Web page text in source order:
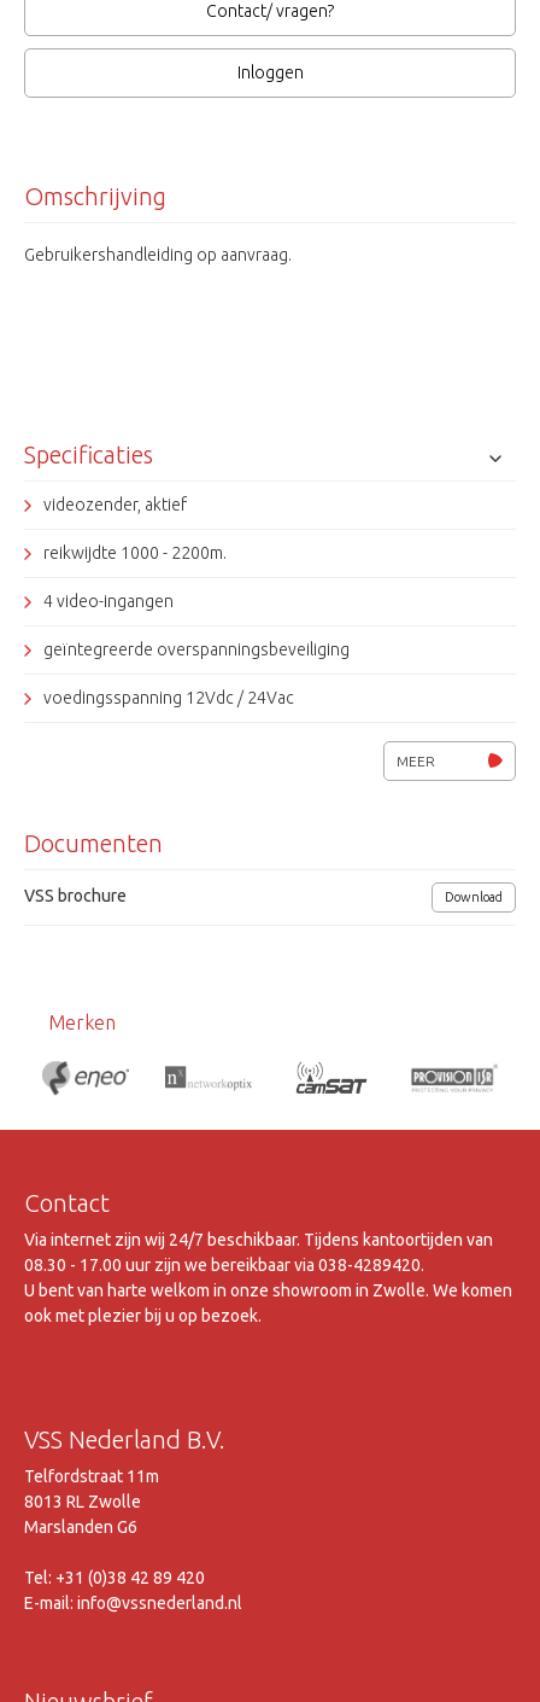
Contact/ vragen?
Inloggen
Omschrijving
Gebruikershandleiding op aanvraag.
Specificaties
videozender, aktief
reikwijdte 1000 - 2200m.
4 video-ingangen
geïntegreerde overspanningsbeveiliging
voedingsspanning 12Vdc / 24Vac
MEER
Documenten
VSS brochure Download
Merken
Contact
Via internet zijn wij 24/7 beschikbaar. Tijdens kantoortijden van
08.30 - 17.00 uur zijn we bereikbaar via 038-4289420.
U bent van harte welkom in onze showroom in Zwolle. We komen
ook met plezier bij u op bezoek.
VSS Nederland B.V.
Telfordstraat 11m
8013 RL Zwolle
Marslanden G6
Tel: +31 (0)38 42 89 420
E-mail: info@vssnederland.nl